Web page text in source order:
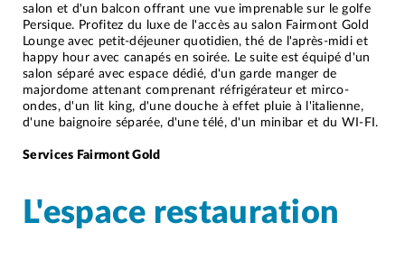
salon et d'un balcon offrant une vue imprenable sur le golfe
Persique. Profitez du luxe de l'accès au salon Fairmont Gold
Lounge avec petit-déjeuner quotidien, thé de l'après-midi et
happy hour avec canapés en soirée. Le suite est équipé d'un
salon séparé avec espace dédié, d'un garde manger de
majordome attenant comprenant réfrigérateur et mirco-
ondes, d'un lit king, d'une douche à effet pluie à l'italienne,
d'une baignoire séparée, d'une télé, d'un minibar et du WI-FI.
Services Fairmont Gold
L'espace restauration